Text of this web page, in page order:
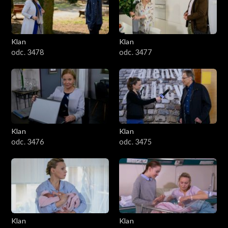
701–800
601–700
501–600
401–500
301–400
201–300
101–200
1–100
Klan
odc. 3478
Klan
odc. 3477
Klan
odc. 3476
Klan
odc. 3475
Klan
Klan